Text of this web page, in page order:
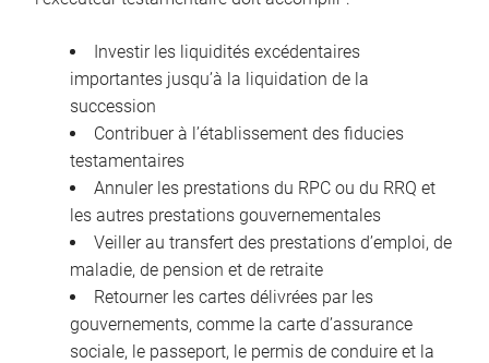
Investir les liquidités excédentaires
importantes jusqu’à la liquidation de la
succession
Contribuer à l’établissement des fiducies
testamentaires
Annuler les prestations du RPC ou du RRQ et
les autres prestations gouvernementales
Veiller au transfert des prestations d’emploi, de
maladie, de pension et de retraite
Retourner les cartes délivrées par les
gouvernements, comme la carte d’assurance
sociale, le passeport, le permis de conduire et la